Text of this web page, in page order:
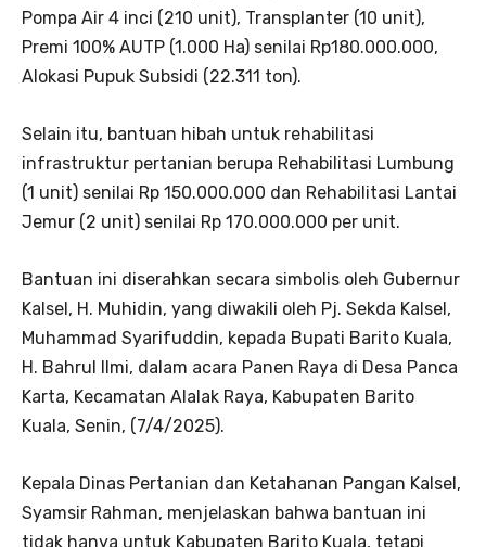
Pompa Air 4 inci (210 unit), Transplanter (10 unit),
Premi 100% AUTP (1.000 Ha) senilai Rp180.000.000,
Alokasi Pupuk Subsidi (22.311 ton).
Selain itu, bantuan hibah untuk rehabilitasi
infrastruktur pertanian berupa Rehabilitasi Lumbung
(1 unit) senilai Rp 150.000.000 dan Rehabilitasi Lantai
Jemur (2 unit) senilai Rp 170.000.000 per unit.
Bantuan ini diserahkan secara simbolis oleh Gubernur
Kalsel, H. Muhidin, yang diwakili oleh Pj. Sekda Kalsel,
Muhammad Syarifuddin, kepada Bupati Barito Kuala,
H. Bahrul Ilmi, dalam acara Panen Raya di Desa Panca
Karta, Kecamatan Alalak Raya, Kabupaten Barito
Kuala, Senin, (7/4/2025).
Kepala Dinas Pertanian dan Ketahanan Pangan Kalsel,
Syamsir Rahman, menjelaskan bahwa bantuan ini
tidak hanya untuk Kabupaten Barito Kuala, tetapi